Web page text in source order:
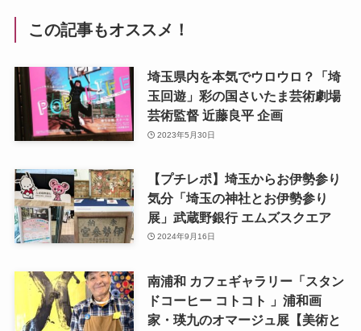
この記事もオススメ！
埼玉県内を本気でウロウロ？「埼
玉回遊」彩の国さいたま芸術劇場
芸術監督 近藤良平 企画
2023年5月30日
【プチレポ】埼玉からお伊勢参り
気分「埼玉の神社とお伊勢参り
展」武蔵野銀行 エムズスクエア
2024年9月16日
南浦和 カフェギャラリー「スタン
ドコーヒー コトコト 」浦和画
家・瑛九のオマージュ展【美術と